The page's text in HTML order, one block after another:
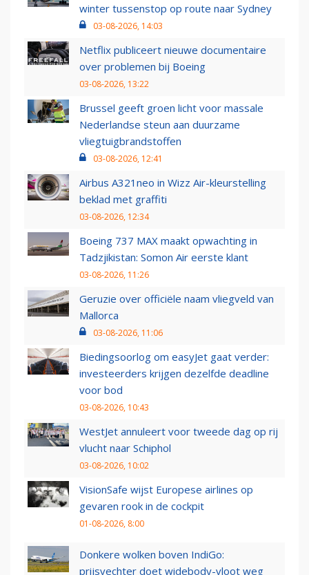
winter tussenstop op route naar Sydney
03-08-2026, 14:03
Netflix publiceert nieuwe documentaire
over problemen bij Boeing
03-08-2026, 13:22
Brussel geeft groen licht voor massale
Nederlandse steun aan duurzame
vliegtuigbrandstoffen
03-08-2026, 12:41
Airbus A321neo in Wizz Air-kleurstelling
beklad met graffiti
03-08-2026, 12:34
Boeing 737 MAX maakt opwachting in
Tadzjikistan: Somon Air eerste klant
03-08-2026, 11:26
Geruzie over officiële naam vliegveld van
Mallorca
03-08-2026, 11:06
Biedingsoorlog om easyJet gaat verder:
investeerders krijgen dezelfde deadline
voor bod
03-08-2026, 10:43
WestJet annuleert voor tweede dag op rij
vlucht naar Schiphol
03-08-2026, 10:02
VisionSafe wijst Europese airlines op
gevaren rook in de cockpit
01-08-2026, 8:00
Donkere wolken boven IndiGo:
prijsvechter doet widebody-vloot weg